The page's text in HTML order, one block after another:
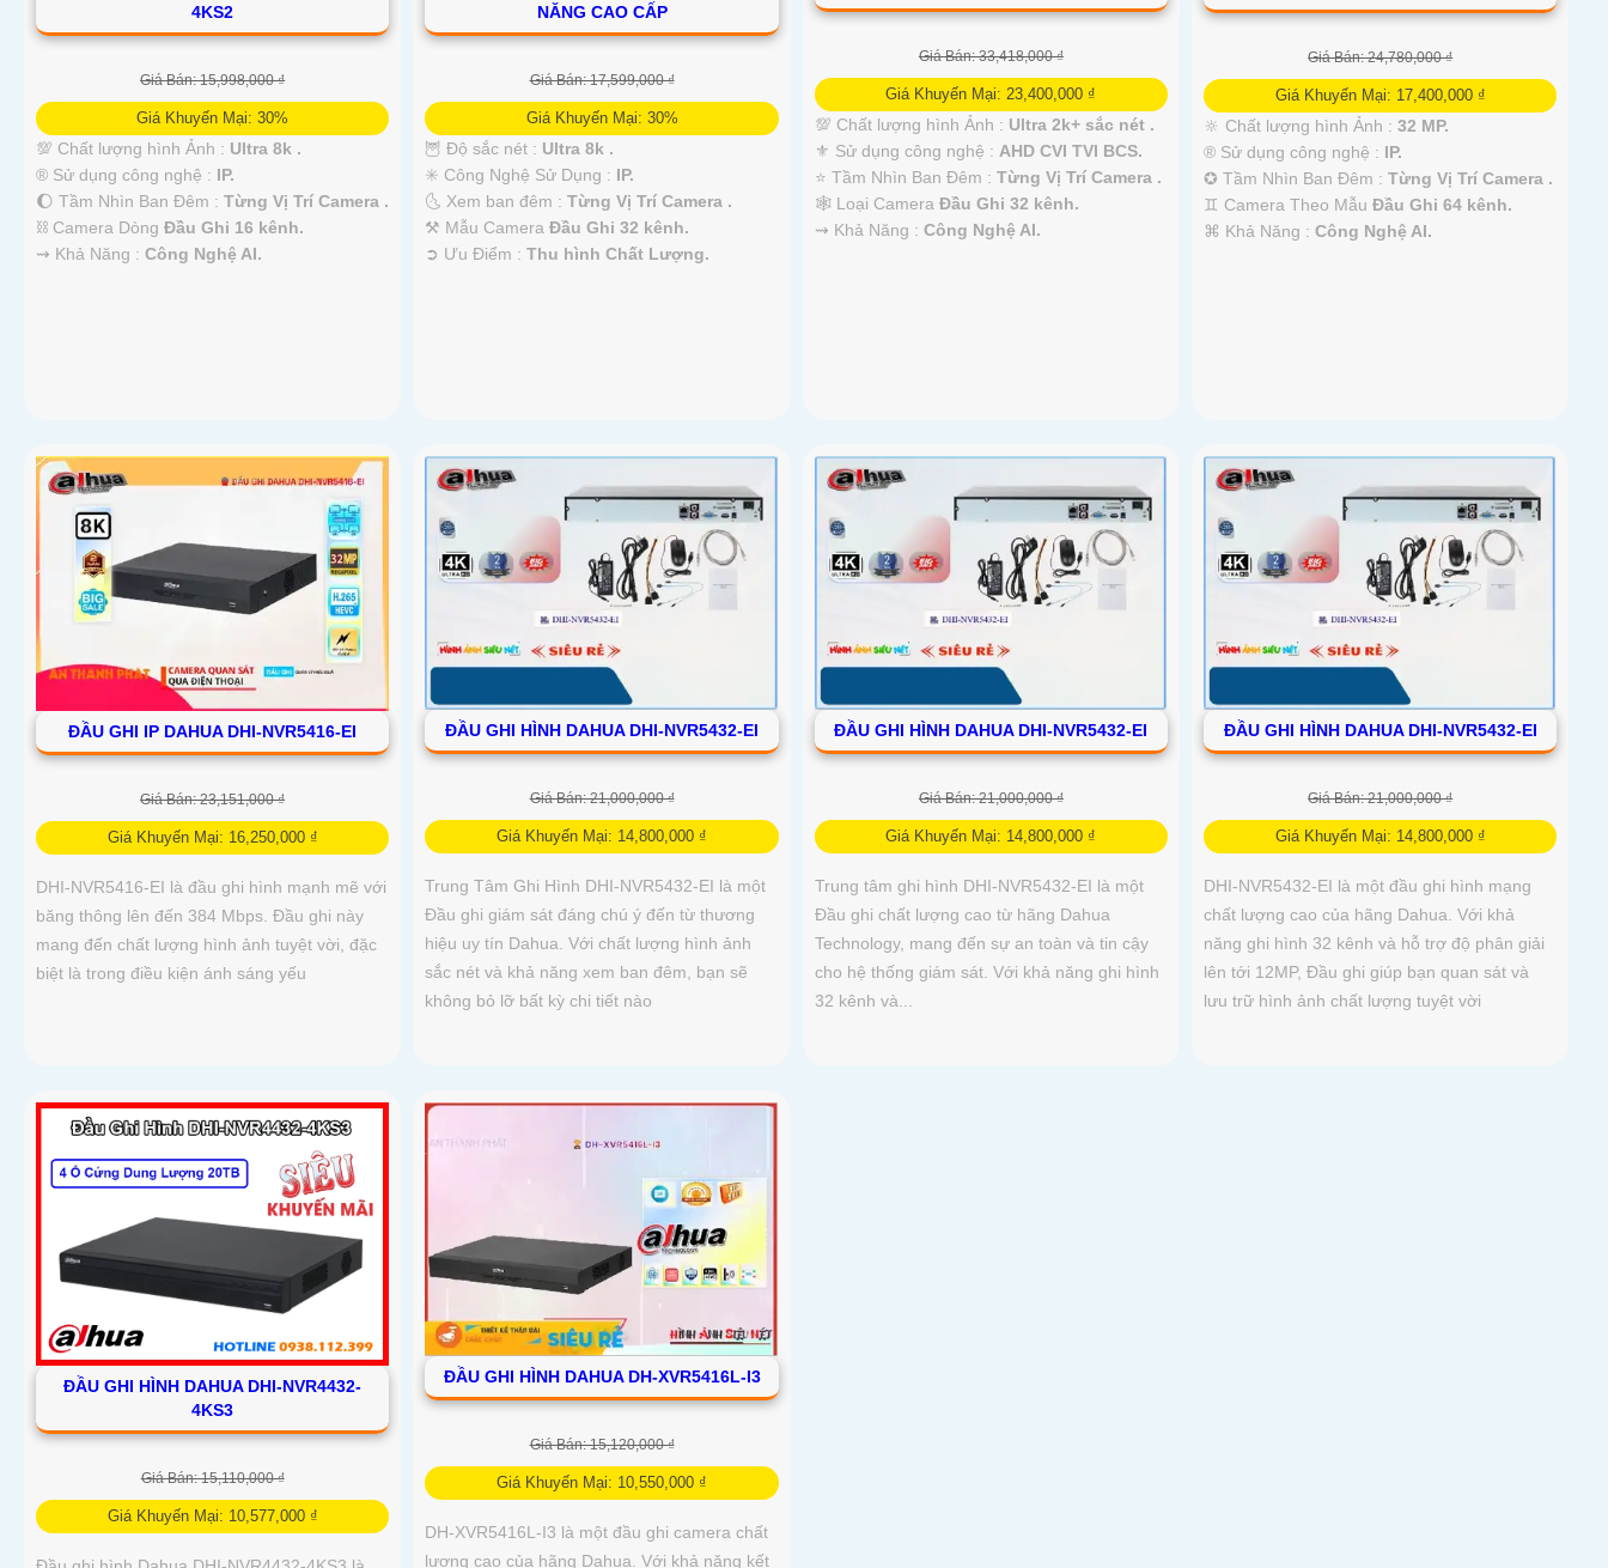
4KS2
Giá Bán: 15,998,000 ₫
Giá Khuyến Mại: 30%
💯 Chất lượng hình Ảnh : Ultra 8k .
®️ Sử dụng công nghệ : IP.
🌔 Tầm Nhìn Ban Đêm : Từng Vị Trí Camera .
⛓ Camera Dòng Đầu Ghi 16 kênh.
️⇝ Khả Năng : Công Nghệ AI.
NĂNG CAO CẤP
Giá Bán: 17,599,000 ₫
Giá Khuyến Mại: 30%
🦉 Độ sắc nét : Ultra 8k .
✳️ Công Nghệ Sử Dụng : IP.
🌜 Xem ban đêm :Từng Vị Trí Camera .
⚒ Mẫu CameraĐầu Ghi 32 kênh.
️➲ Ưu Điểm :Thu hình Chất Lượng.
Giá Bán: 33,418,000 ₫
Giá Khuyến Mại: 23,400,000 ₫
💯 Chất lượng hình Ảnh : Ultra 2k+ sắc nét .
⚜️ Sử dụng công nghệ : AHD CVI TVI BCS.
⭐ Tầm Nhìn Ban Đêm : Từng Vị Trí Camera .
🕸️ Loại Camera Đầu Ghi 32 kênh.
️⇝ Khả Năng : Công Nghệ AI.
Giá Bán: 24,780,000 ₫
Giá Khuyến Mại: 17,400,000 ₫
🔆 Chất lượng hình Ảnh :32 MP.
®️ Sử dụng công nghệ : IP.
✪ Tầm Nhìn Ban Đêm :Từng Vị Trí Camera .
♊ Camera Theo MẫuĐầu Ghi 64 kênh.
️⌘ Khả Năng :Công Nghệ AI.
ĐẦU GHI IP DAHUA DHI-NVR5416-EI
Giá Bán: 23,151,000 ₫
Giá Khuyến Mại: 16,250,000 ₫
DHI-NVR5416-EI là đầu ghi hình mạnh mẽ với
băng thông lên đến 384 Mbps. Đầu ghi này
mang đến chất lượng hình ảnh tuyệt vời, đặc
biệt là trong điều kiện ánh sáng yếu
ĐẦU GHI HÌNH DAHUA DHI-NVR5432-EI
Giá Bán: 21,000,000 ₫
Giá Khuyến Mại: 14,800,000 ₫
Trung Tâm Ghi Hình DHI-NVR5432-EI là một
Đầu ghi giám sát đáng chú ý đến từ thương
hiệu uy tín Dahua. Với chất lượng hình ảnh
sắc nét và khả năng xem ban đêm, bạn sẽ
không bỏ lỡ bất kỳ chi tiết nào
ĐẦU GHI HÌNH DAHUA DHI-NVR5432-EI
Giá Bán: 21,000,000 ₫
Giá Khuyến Mại: 14,800,000 ₫
Trung tâm ghi hình DHI-NVR5432-EI là một
Đầu ghi chất lượng cao từ hãng Dahua
Technology, mang đến sự an toàn và tin cậy
cho hệ thống giám sát. Với khả năng ghi hình
32 kênh và...
ĐẦU GHI HÌNH DAHUA DHI-NVR5432-EI
Giá Bán: 21,000,000 ₫
Giá Khuyến Mại: 14,800,000 ₫
DHI-NVR5432-EI là một đầu ghi hình mạng
chất lượng cao của hãng Dahua. Với khả
năng ghi hình 32 kênh và hỗ trợ độ phân giải
lên tới 12MP, Đầu ghi giúp bạn quan sát và
lưu trữ hình ảnh chất lượng tuyệt vời
ĐẦU GHI HÌNH DAHUA DHI-NVR4432-
4KS3
Giá Bán: 15,110,000 ₫
Giá Khuyến Mại: 10,577,000 ₫
ĐẦU GHI HÌNH DAHUA DH-XVR5416L-I3
Giá Bán: 15,120,000 ₫
Giá Khuyến Mại: 10,550,000 ₫
DH-XVR5416L-I3 là một đầu ghi camera chất
lượng cao của hãng Dahua. Với khả năng kết